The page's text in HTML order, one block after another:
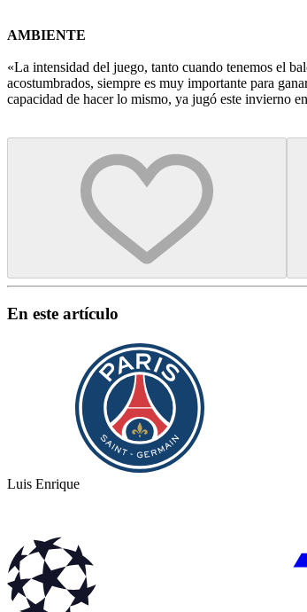
AMBIENTE
«La intensidad del juego, tanto cuando tenemos el
acostumbrados, siempre es muy importante para
capacidad de hacer lo mismo, ya jugó este invierno
En este artículo
Luis Enrique